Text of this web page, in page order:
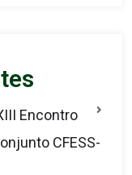
Encontro
CFESS-